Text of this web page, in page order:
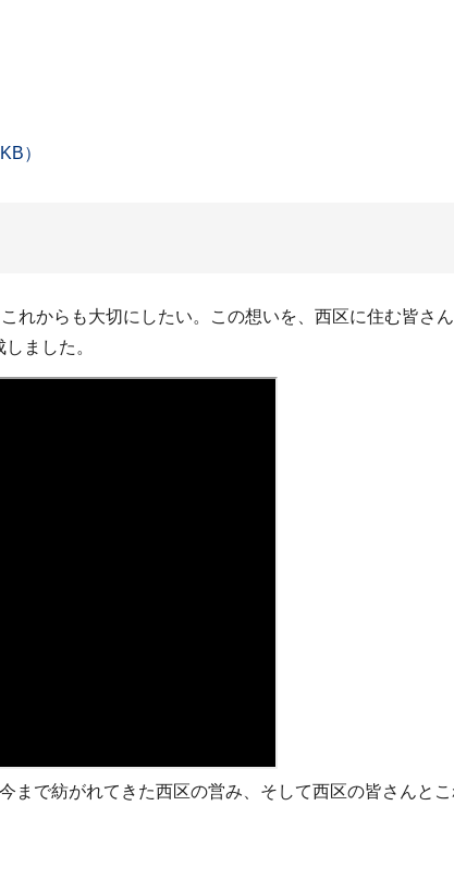
）
れからも大切にしたい。この想いを、西区に住む皆さ
ました。
まで紡がれてきた西区の営み、そして西区の皆さんと